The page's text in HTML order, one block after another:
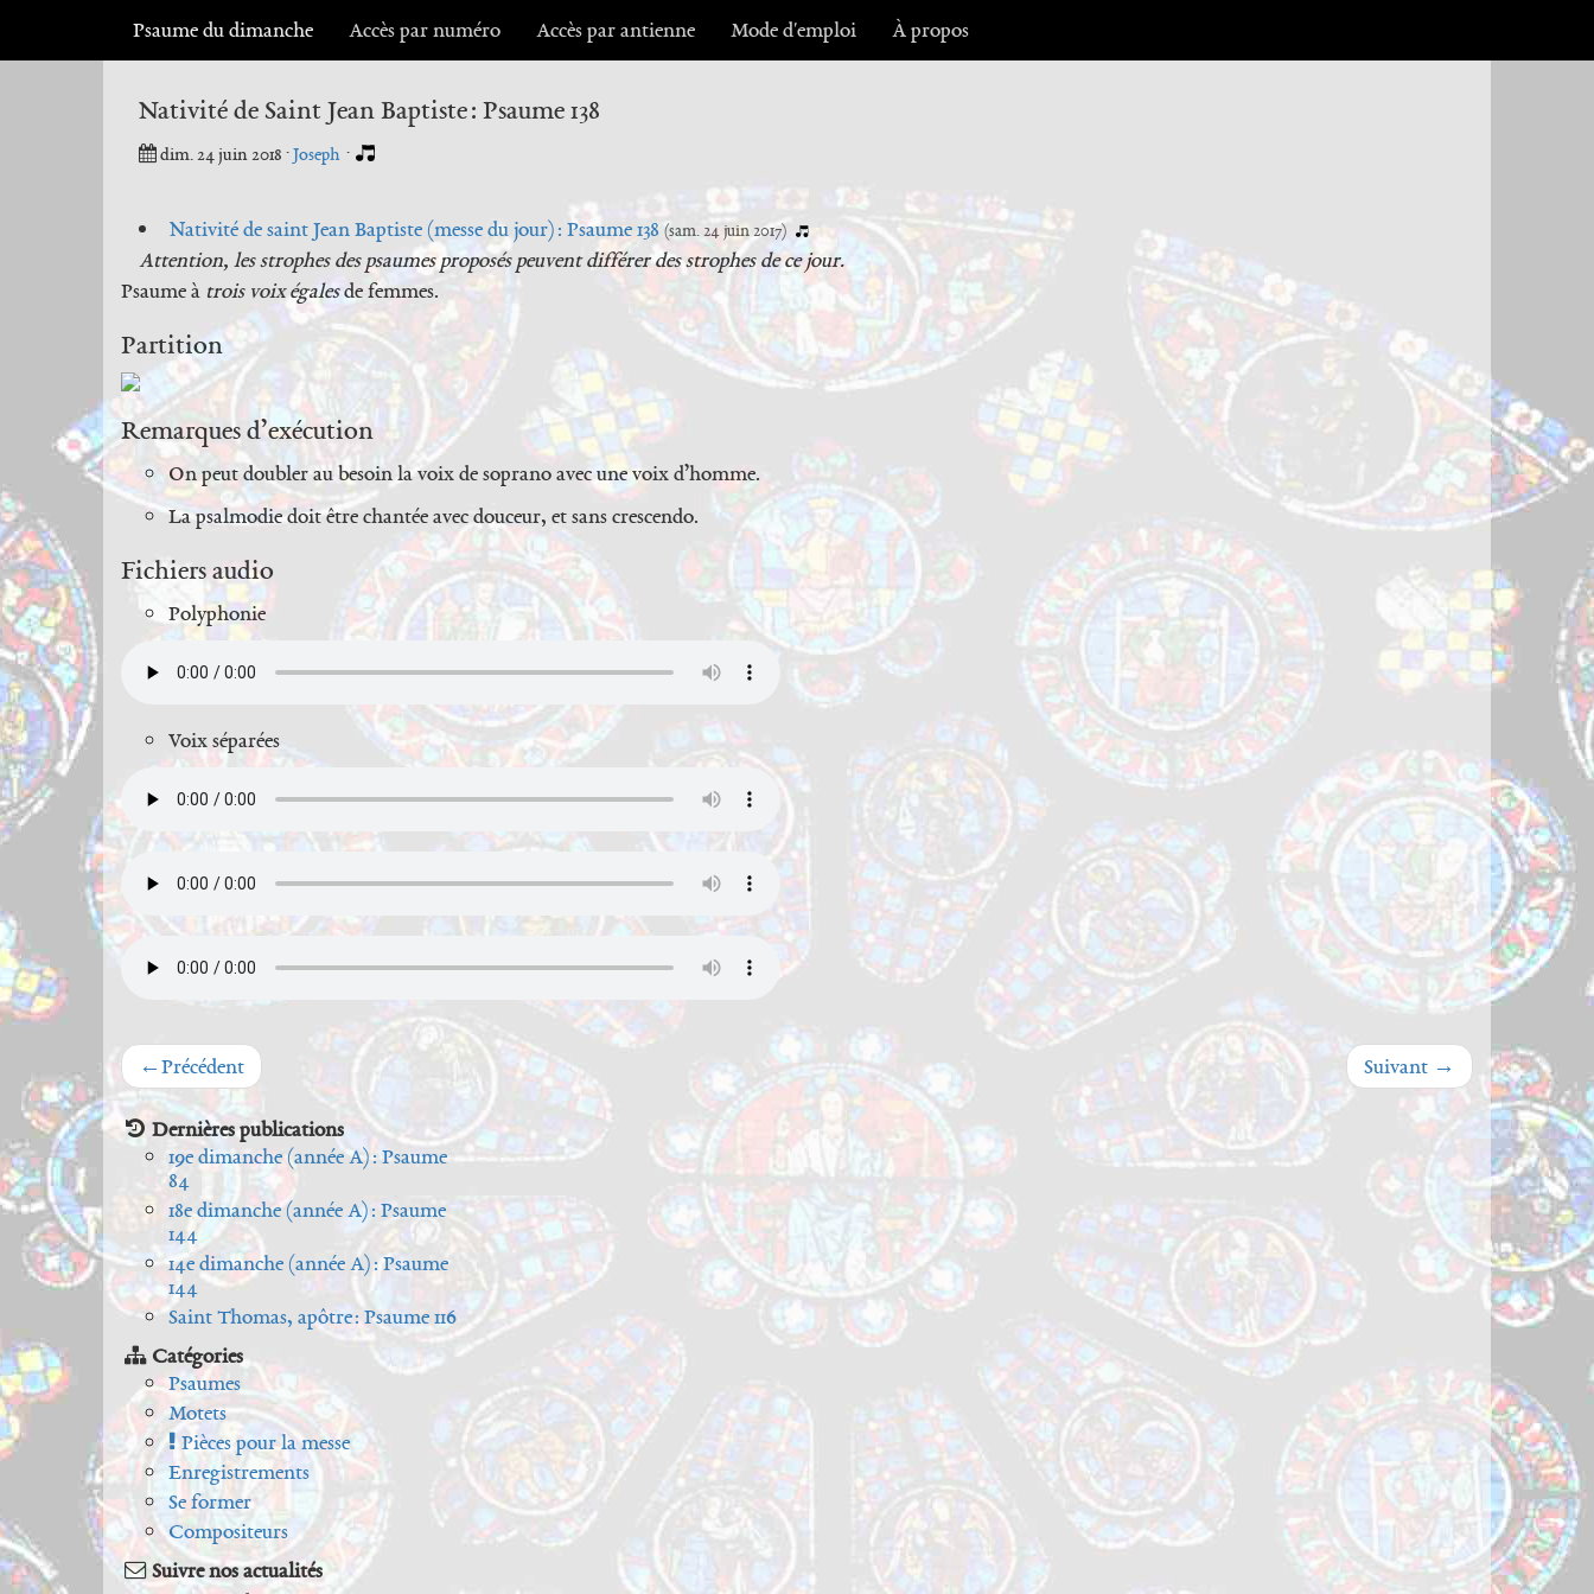
Psaume du dimanche Accès par numéro Accès par antienne Mode d'emploi À propos
Nativité de Saint Jean Baptiste : Psaume 138
dim. 24 juin 2018 ·Joseph ·
Nativité de saint Jean Baptiste (messe du jour) : Psaume 138 (sam. 24 juin 2017)
Attention, les strophes des psaumes proposés peuvent différer des strophes de ce jour.
Psaume à trois voix égalesde femmes.
Partition
Remarques d’exécution
On peut doubler au besoin la voix de soprano avec une voix d’homme.
La psalmodie doit être chantée avec douceur, et sans crescendo.
Fichiers audio
Polyphonie
Voix séparées
←Précédent Suivant →
Dernières publications
19e dimanche (année A) : Psaume
84
18e dimanche (année A) : Psaume
144
14e dimanche (année A) : Psaume
144
Saint Thomas, apôtre : Psaume 116
Catégories
Psaumes
Motets
Pièces pour la messe
Enregistrements
Se former
Compositeurs
Suivre nos actualités